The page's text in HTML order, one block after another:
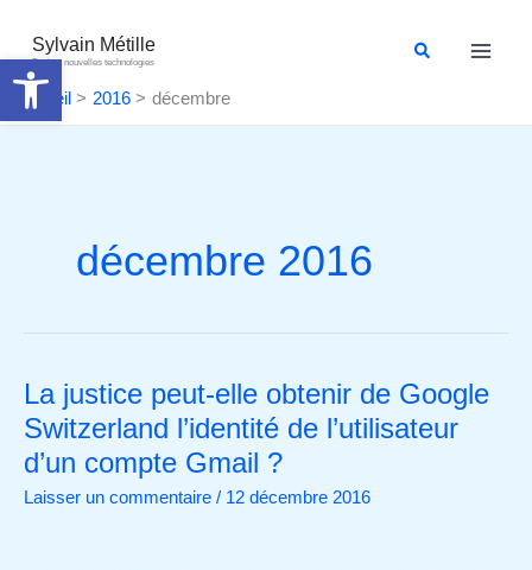
Ouvrir la barre d’outils
contenu
Sylvain Métille
Droit et nouvelles technologies
Rechercher
Accueil 2016 décembre
décembre 2016
La justice peut-elle obtenir de Google
Switzerland l’identité de l’utilisateur
d’un compte Gmail ?
Laisser un commentaire / 12 décembre 2016
La
justice
elle
obtenir